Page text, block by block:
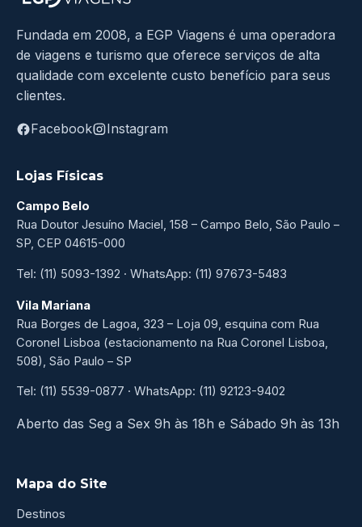
Fundada em 2008, a EGP Viagens é uma operadora
de viagens e turismo que oferece serviços de alta
qualidade com excelente custo benefício para seus
clientes.
Facebook Instagram
Lojas Físicas
Campo Belo
Rua Doutor Jesuíno Maciel, 158 – Campo Belo, São Paulo –
SP, CEP 04615-000
Tel: (11) 5093-1392 · WhatsApp: (11) 97673-5483
Vila Mariana
Rua Borges de Lagoa, 323 – Loja 09, esquina com Rua
Coronel Lisboa (estacionamento na Rua Coronel Lisboa,
508), São Paulo – SP
Tel: (11) 5539-0877 · WhatsApp: (11) 92123-9402
Aberto das Seg a Sex 9h às 18h e Sábado 9h às 13h
Mapa do Site
Destinos